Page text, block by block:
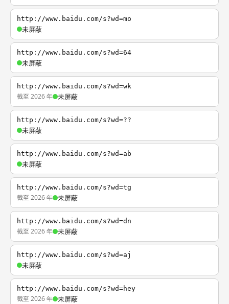
http://www.baidu.com/s?wd=mo
未屏蔽
http://www.baidu.com/s?wd=64
未屏蔽
http://www.baidu.com/s?wd=wk
截至 2026 年 未屏蔽
http://www.baidu.com/s?wd=??
未屏蔽
http://www.baidu.com/s?wd=ab
未屏蔽
http://www.baidu.com/s?wd=tg
截至 2026 年 未屏蔽
http://www.baidu.com/s?wd=dn
截至 2026 年 未屏蔽
http://www.baidu.com/s?wd=aj
未屏蔽
http://www.baidu.com/s?wd=hey
截至 2026 年 未屏蔽